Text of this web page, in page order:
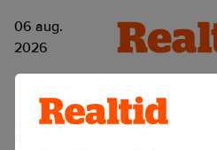
06 aug.
2026
Everdrone